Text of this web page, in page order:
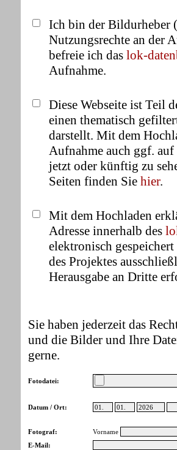
Ich bin der Bildurheber
Nutzungsrechte an der
befreie ich das lok-
Aufnahme.
Diese Webseite ist Teil
einen thematisch
darstellt. Mit dem
Aufnahme auch ggf.
jetzt oder künftig zu
Seiten finden Sie hier.
Mit dem Hochladen
Adresse innerhalb des
elektronisch
des Projektes
Herausgabe an Dritte
Sie haben jederzeit das
und die Bilder und Ihre
gerne.
Fotodatei:
Datum / Ort:
Fotograf:
Vorname
E-Mail: